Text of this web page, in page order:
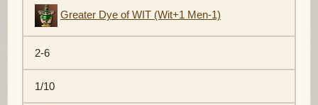
Greater Dye of WIT (Wit+1 Men-1)
2-6
1/10